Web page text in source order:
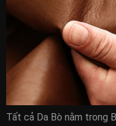
Tất cả Da Bò nằm trong